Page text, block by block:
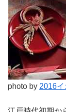
photo by 2016